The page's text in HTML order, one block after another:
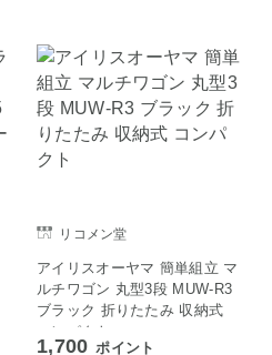
リコメン堂
アイリスオーヤマ 簡単組立 マ
ルチワゴン 丸型3段 MUW-R3
ブラック 折りたたみ 収納式
コンパクト
1,700 ポイント